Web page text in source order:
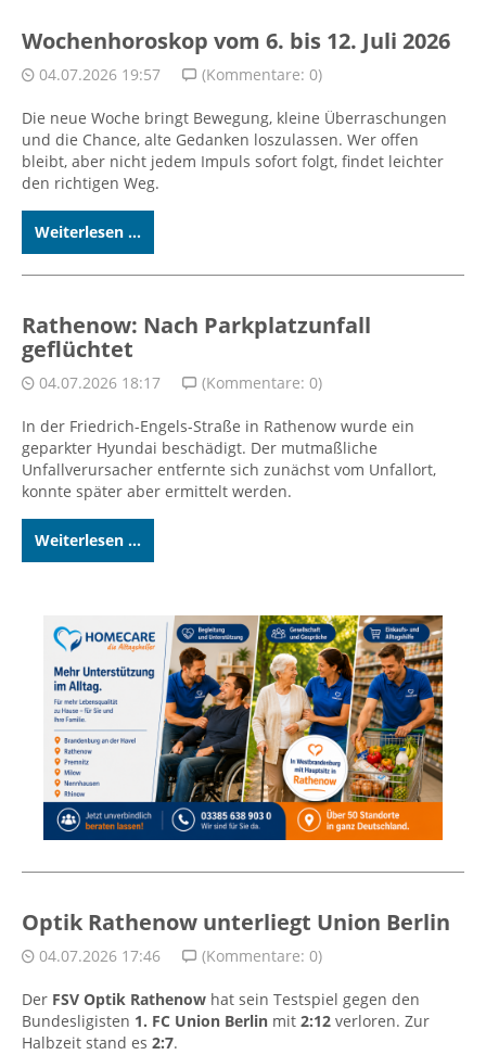
Wochenhoroskop vom 6. bis 12. Juli 2026
04.07.2026 19:57 (Kommentare: 0)
Die neue Woche bringt Bewegung, kleine Überraschungen
und die Chance, alte Gedanken loszulassen. Wer offen
bleibt, aber nicht jedem Impuls sofort folgt, findet leichter
den richtigen Weg.
Weiterlesen ...
Rathenow: Nach Parkplatzunfall
geflüchtet
04.07.2026 18:17 (Kommentare: 0)
In der Friedrich-Engels-Straße in Rathenow wurde ein
geparkter Hyundai beschädigt. Der mutmaßliche
Unfallverursacher entfernte sich zunächst vom Unfallort,
konnte später aber ermittelt werden.
Weiterlesen ...
Optik Rathenow unterliegt Union Berlin
04.07.2026 17:46 (Kommentare: 0)
Der FSV Optik Rathenow hat sein Testspiel gegen den
Bundesligisten 1. FC Union Berlin mit 2:12 verloren. Zur
Halbzeit stand es 2:7.